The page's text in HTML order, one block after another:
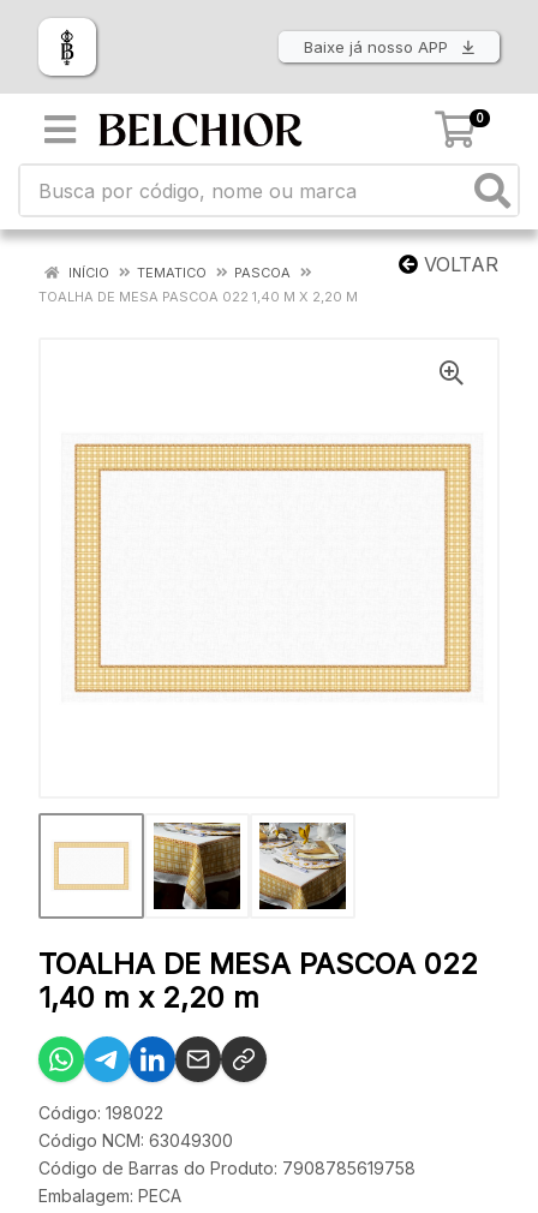
Baixe já nosso APP
0
VOLTAR
INÍCIO TEMATICO
PASCOA
TOALHA DE MESA PASCOA 022 1,40 M X 2,20 M
TOALHA DE MESA PASCOA 022
1,40 m x 2,20 m
Código: 198022
Código NCM: 63049300
Código de Barras do Produto: 7908785619758
Embalagem: PECA